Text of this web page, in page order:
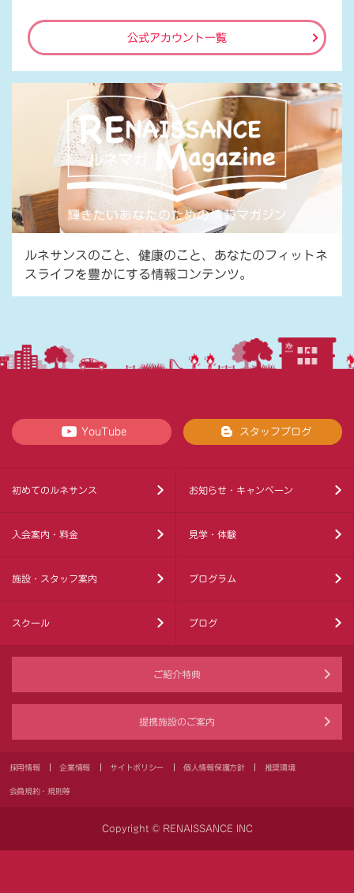
公式アカウント一覧
ルネサンスのこと、健康のこと、あなたのフィットネ
スライフを豊かにする情報コンテンツ。
YouTube スタッフブログ
初めてのルネサンス お知らせ・キャンペーン
入会案内・料金 見学・体験
施設・スタッフ案内 プログラム
スクール ブログ
ご紹介特典
提携施設のご案内
採用情報 企業情報 サイトポリシー 個人情報保護方針 推奨環境
会員規約・規則等
Copyright © RENAISSANCE INC